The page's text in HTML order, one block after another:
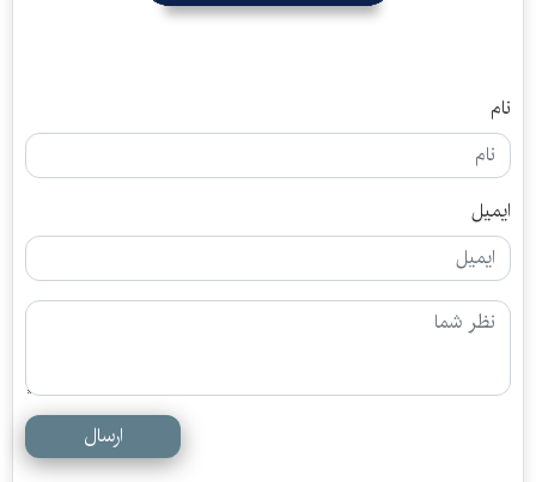
نام
ایمیل
ارسال